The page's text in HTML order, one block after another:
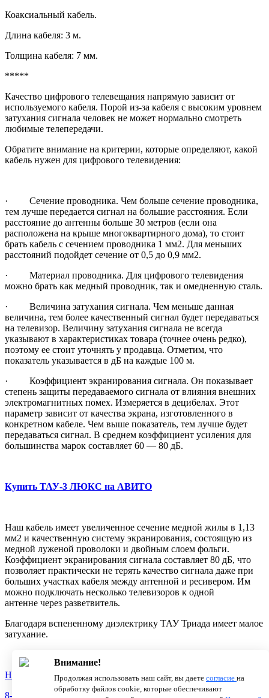
Коаксиальный кабель.
Длина кабеля: 3 м.
Толщина кабеля: 7 мм.
*****
Качество цифрового телевещания напрямую зависит от
используемого кабеля. Порой из-за кабеля с высоким уровнем
затухания сигнала человек не может нормально смотреть
любимые телепередачи.
Обратите внимание на критерии, которые определяют, какой
кабель нужен для цифрового телевидения:
·
Сечение проводника. Чем больше сечение проводника,
тем лучше передается сигнал на большие расстояния. Если
расстояние до антенны больше 30 метров (если она
расположена на крыше многоквартирного дома), то стоит
брать кабель с сечением проводника 1 мм2. Для меньших
расстояний подойдет сечение от 0,5 до 0,9 мм2.
·
Материал проводника. Для цифрового телевидения
можно брать как медный проводник, так и омедненную сталь.
·
Величина затухания сигнала. Чем меньше данная
величина, тем более качественный сигнал будет передаваться
на телевизор. Величину затухания сигнала не всегда
указывают в характеристиках товара (точнее очень редко),
поэтому ее стоит уточнять у продавца. Отметим, что
показатель указывается в дБ на каждые 100 м.
·
Коэффициент экранирования сигнала. Он показывает
степень защиты передаваемого сигнала от влияния внешних
электромагнитных помех. Измеряется в децибелах. Этот
параметр зависит от качества экрана, изготовленного в
конкретном кабеле. Чем выше показатель, тем лучше будет
передаваться сигнал. В среднем коэффициент усиления для
большинства марок составляет 60 — 80 дБ.
Купить ТАУ-3 ЛЮКС на АВИТО
Наш кабель имеет увеличенное сечение медной жилы в 1,13
мм2 и качественную систему экранирования, состоящую из
медной луженой проволоки и двойным слоем фольги.
Коэффициент экранирования сигнала составляет 80 дБ, что
позволяет практически не терять качество сигнала даже при
больших участках кабеля между антенной и ресивером. Им
можно подключать несколько телевизоров к одной
антенне через разветвитель.
Благодаря вспененному диэлектрику ТАУ Триада имеет малое
затухание.
Новости О компанииСтатьи
8-800-775-18-46
Внимание!
Продолжая использовать наш сайт, вы даете согласие на
обработку файлов cookie, которые обеспечивают